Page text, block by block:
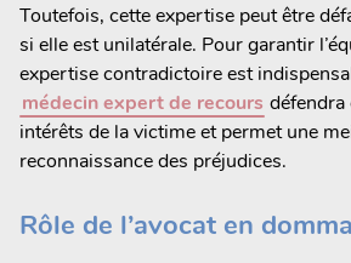
Toutefois, cette expertise peut être
si elle est unilatérale. Pour garantir
expertise contradictoire est
médecin expert de recours défendra
intérêts de la victime et permet une
reconnaissance des préjudices.
Rôle de l’avocat en